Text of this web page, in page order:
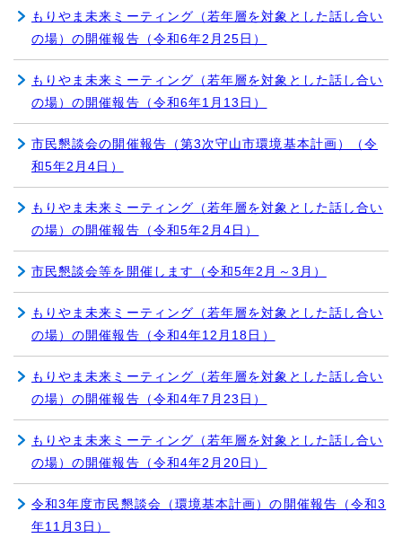
もりやま未来ミーティング（若年層を対象とした話し合い
の場）の開催報告（令和6年2月25日）
もりやま未来ミーティング（若年層を対象とした話し合い
の場）の開催報告（令和6年1月13日）
市民懇談会の開催報告（第3次守山市環境基本計画）（令
和5年2月4日）
もりやま未来ミーティング（若年層を対象とした話し合い
の場）の開催報告（令和5年2月4日）
市民懇談会等を開催します（令和5年2月～3月）
もりやま未来ミーティング（若年層を対象とした話し合い
の場）の開催報告（令和4年12月18日）
もりやま未来ミーティング（若年層を対象とした話し合い
の場）の開催報告（令和4年7月23日）
もりやま未来ミーティング（若年層を対象とした話し合い
の場）の開催報告（令和4年2月20日）
令和3年度市民懇談会（環境基本計画）の開催報告（令和3
年11月3日）